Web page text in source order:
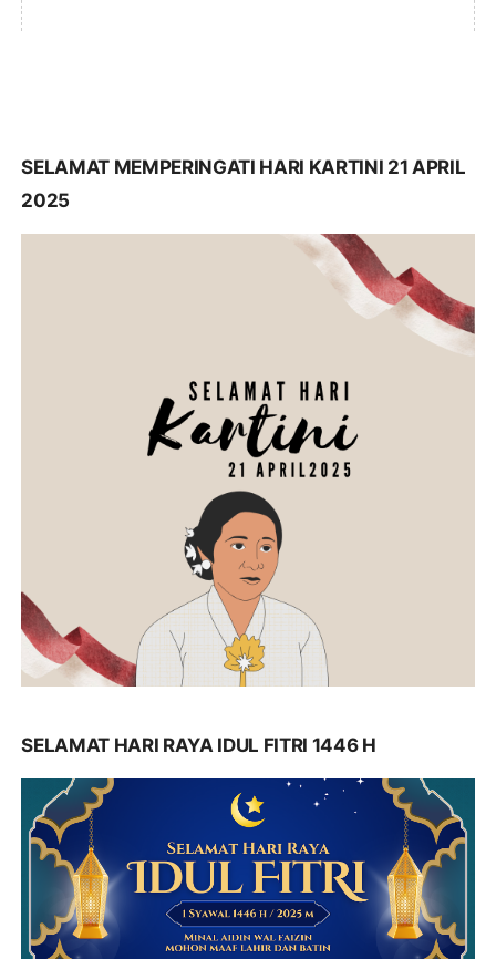
SELAMAT MEMPERINGATI HARI KARTINI 21 APRIL
2025
SELAMAT HARI RAYA IDUL FITRI 1446 H